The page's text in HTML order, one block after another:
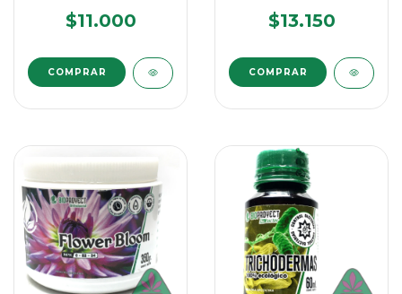
$11.000 $13.150